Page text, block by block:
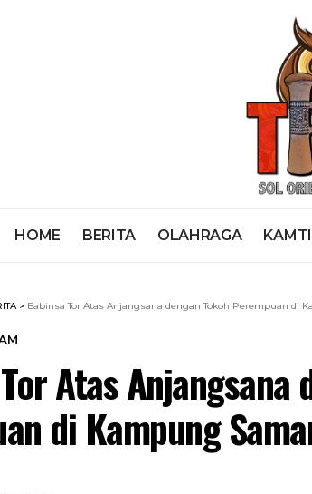
HOME BERITA OLAHRAGA
> Babinsa Tor Atas Anjangsana dengan Tokoh Perempuan di
Atas Anjangsana
di Kampung